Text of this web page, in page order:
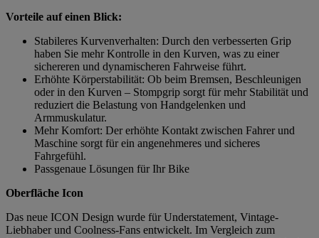
Vorteile auf einen Blick:
Stabileres Kurvenverhalten: Durch den verbesserten Grip
haben Sie mehr Kontrolle in den Kurven, was zu einer
sichereren und dynamischeren Fahrweise führt.
Erhöhte Körperstabilität: Ob beim Bremsen, Beschleunigen
oder in den Kurven – Stompgrip sorgt für mehr Stabilität und
reduziert die Belastung von Handgelenken und
Armmuskulatur.
Mehr Komfort: Der erhöhte Kontakt zwischen Fahrer und
Maschine sorgt für ein angenehmeres und sicheres
Fahrgefühl.
Passgenaue Lösungen für Ihr Bike
Oberfläche Icon
Das neue ICON Design wurde für Understatement, Vintage-
Liebhaber und Coolness-Fans entwickelt. Im Vergleich zum